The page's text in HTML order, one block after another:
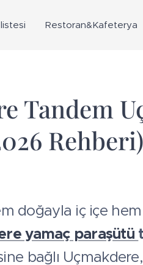
Restoran&Kafeterya
Tandem
Rehberi)
doğayla iç içe
yamaç paraşütü
bağlı